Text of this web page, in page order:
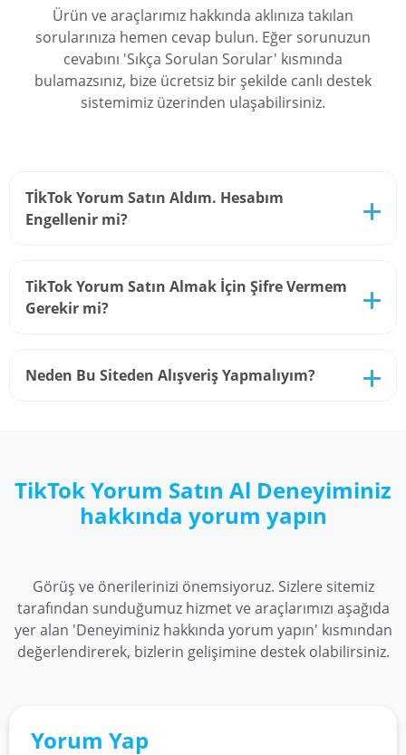
Ürün ve araçlarımız hakkında aklınıza takılan
sorularınıza hemen cevap bulun. Eğer sorunuzun
cevabını 'Sıkça Sorulan Sorular' kısmında
bulamazsınız, bize ücretsiz bir şekilde canlı destek
sistemimiz üzerinden ulaşabilirsiniz.
TİkTok Yorum Satın Aldım. Hesabım
Engellenir mi?
TikTok Yorum hizmetimiz tamamen gerçek
kullanıcılar tarafından sağlanmakta olan bir
hizmettir. Bu nedenle yorumlar tamamen organik
TikTok Yorum Satın Almak İçin Şifre Vermem
Gerekir mi?
bulunan diğer sosyal medya hizmetlerimiz gibi
Neden Bu Siteden Alışveriş Yapmalıyım?
size sunulmaktadır. Ayrıca ödeme yöntemlerimiz
%100 güvenilir bir şekilde sitemizde yer alır. Tüm
TikTok Yorum Satın Al Deneyiminiz
hakkında yorum yapın
Görüş ve önerilerinizi önemsiyoruz. Sizlere sitemiz
tarafından sunduğumuz hizmet ve araçlarımızı aşağıda
yer alan 'Deneyiminiz hakkında yorum yapın' kısmından
değerlendirerek, bizlerin gelişimine destek olabilirsiniz.
Yorum Yap